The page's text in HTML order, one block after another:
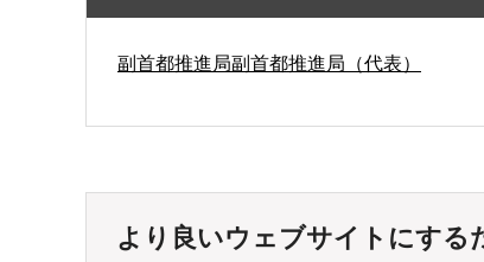
副首都推進局副首都推進局（代表）
より良いウェブサイトにする